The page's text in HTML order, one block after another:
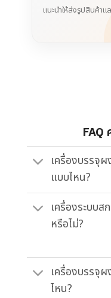
แนะนำให้ส่งรูปสินค้าแ
เครื่องบรรจุ
แบบไหน?
เครื่องระบบส
หรือไม่?
เครื่องบรรจุ
ไหน?